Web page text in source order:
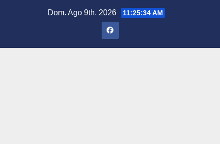
Dom. Ago 9th, 2026 11:25:35 AM